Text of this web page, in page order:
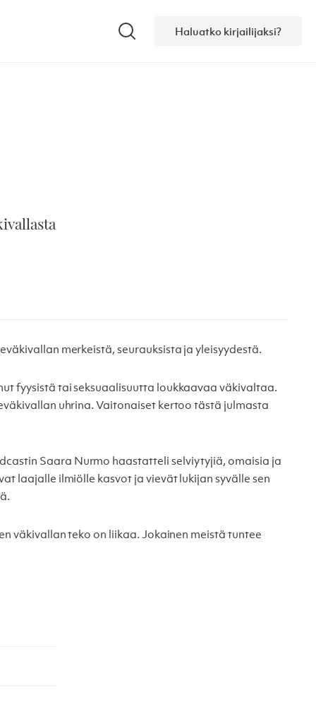
Haluatko kirjailijaksi?
Hae
merkeistä, seurauksista ja yleisyydestä.
fyysistä tai seksuaalisuutta loukkaavaa väkivaltaa.
uhrina. Vaitonaiset kertoo tästä julmasta
Saara Nurmo haastatteli selviytyjiä, omaisia ja
laajalle ilmiölle kasvot ja vievät lukijan syvälle sen
väkivallan teko on liikaa. Jokainen meistä tuntee